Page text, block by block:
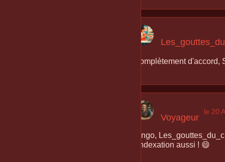
Complètement
Voyageur
le 20
Bingo,
l'indexation aussi ! 😄